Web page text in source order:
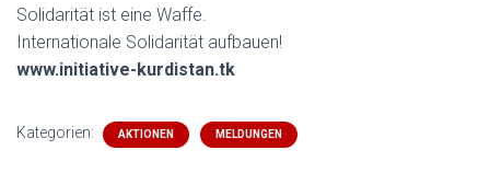
Solidarität ist eine Waffe.
Internationale Solidarität aufbauen!
www.initiative-kurdistan.tk
Kategorien: AKTIONEN MELDUNGEN